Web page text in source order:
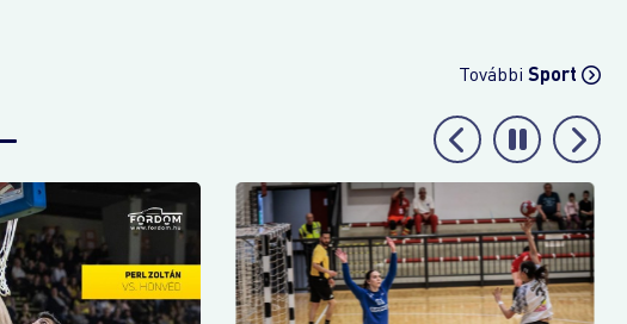
További Sport
Perl Zoltán extrájával jó
ritmusú rangadót nyertünk:
Falco – Körmend 93-83